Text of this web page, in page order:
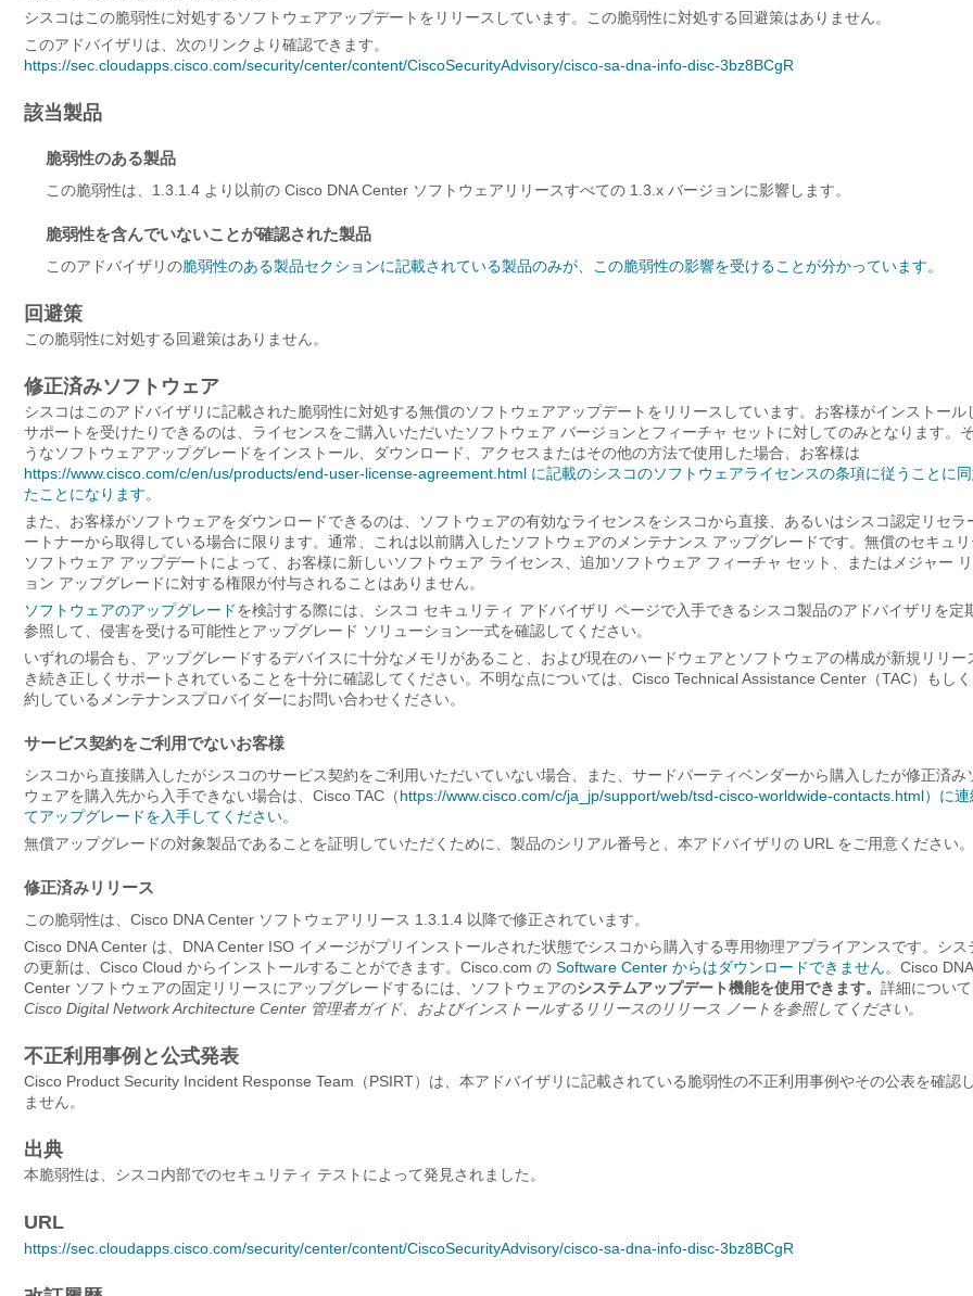
シスコはこの脆弱性に対処するソフトウェアアップデートをリリースしています。この脆弱性に対処する回避策はありません。
このアドバイザリは、次のリンクより確認できます。
https://sec.cloudapps.cisco.com/security/center/content/CiscoSecurityAdvisory/cisco-sa-dna-info-disc-3bz8BCgR
該当製品
脆弱性のある製品
この脆弱性は、1.3.1.4 より以前の Cisco DNA Center ソフトウェアリリースすべての 1.3.x バージョンに影響します。
脆弱性を含んでいないことが確認された製品
このアドバイザリの脆弱性のある製品セクションに記載されている製品のみが、この脆弱性の影響を受けることが分かっています。
回避策
この脆弱性に対処する回避策はありません。
修正済みソフトウェア
シスコはこのアドバイザリに記載された脆弱性に対処する無償のソフトウェアアップデートをリリースしています。お客様がインストール
サポートを受けたりできるのは、ライセンスをご購入いただいたソフトウェア バージョンとフィーチャ セットに対してのみとなります。
うなソフトウェアアップグレードをインストール、ダウンロード、アクセスまたはその他の方法で使用した場合、お客様は
https://www.cisco.com/c/en/us/products/end-user-license-agreement.html に記載のシスコのソフトウェアライセンスの条項に従うことに同
たことになります。
また、お客様がソフトウェアをダウンロードできるのは、ソフトウェアの有効なライセンスをシスコから直接、あるいはシスコ認定リセラ
ートナーから取得している場合に限ります。通常、これは以前購入したソフトウェアのメンテナンス アップグレードです。無償のセキュリ
ソフトウェア アップデートによって、お客様に新しいソフトウェア ライセンス、追加ソフトウェア フィーチャ セット、またはメジャー
ョン アップグレードに対する権限が付与されることはありません。
ソフトウェアのアップグレードを検討する際には、シスコ セキュリティ アドバイザリ ページで入手できるシスコ製品のアドバイザリを定
参照して、侵害を受ける可能性とアップグレード ソリューション一式を確認してください。
いずれの場合も、アップグレードするデバイスに十分なメモリがあること、および現在のハードウェアとソフトウェアの構成が新規リリー
き続き正しくサポートされていることを十分に確認してください。不明な点については、Cisco Technical Assistance Center（TAC）もし
約しているメンテナンスプロバイダーにお問い合わせください。
サービス契約をご利用でないお客様
シスコから直接購入したがシスコのサービス契約をご利用いただいていない場合、また、サードパーティベンダーから購入したが修正済み
ウェアを購入先から入手できない場合は、Cisco TAC（https://www.cisco.com/c/ja_jp/support/web/tsd-cisco-worldwide-contacts.html）に連
てアップグレードを入手してください。
無償アップグレードの対象製品であることを証明していただくために、製品のシリアル番号と、本アドバイザリの URL をご用意ください。
修正済みリリース
この脆弱性は、Cisco DNA Center ソフトウェアリリース 1.3.1.4 以降で修正されています。
Cisco DNA Center は、DNA Center ISO イメージがプリインストールされた状態でシスコから購入する専用物理アプライアンスです。シス
の更新は、Cisco Cloud からインストールすることができます。Cisco.com の Software Center からはダウンロードできません。 Cisco DNA
Center ソフトウェアの固定リリースにアップグレードするには、ソフトウェアのシステムアップデート機能を使用できます。 詳細について
Cisco Digital Network Architecture Center 管理者ガイド、およびインストールするリリースのリリース ノートを参照してください。
不正利用事例と公式発表
Cisco Product Security Incident Response Team（PSIRT）は、本アドバイザリに記載されている脆弱性の不正利用事例やその公表を確認
ません。
出典
本脆弱性は、シスコ内部でのセキュリティ テストによって発見されました。
URL
https://sec.cloudapps.cisco.com/security/center/content/CiscoSecurityAdvisory/cisco-sa-dna-info-disc-3bz8BCgR